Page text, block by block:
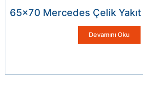
65×70 Mercedes Çelik Yakıt
Devamını Oku